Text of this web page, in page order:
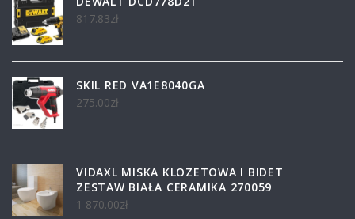
817.83zł
SKIL RED VA1E8040GA
275.00zł
VIDAXL MISKA KLOZETOWA I BIDET
ZESTAW BIAŁA CERAMIKA 270059
1 870.00zł